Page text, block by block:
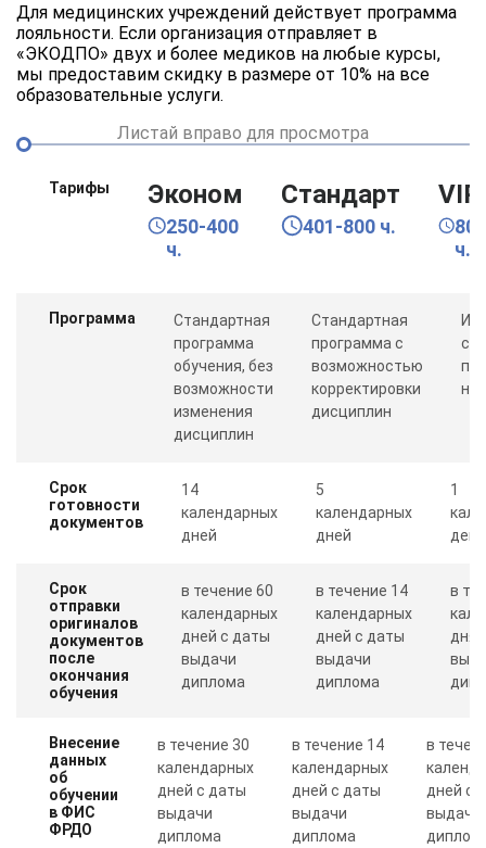
Для медицинских учреждений действует программа
лояльности. Если организация отправляет в
«ЭКОДПО» двух и более медиков на любые курсы,
мы предоставим скидку в размере от 10% на все
образовательные услуги.
Листай вправо для просмотра
Тарифы Эконом
250-400
ч.
Стандарт
401-800 ч.
VIP
ч.
Программа
Стандартная
программа
обучения, без
возможности
изменения
дисциплин
Стандартная
программа с
возможностью
корректировки
дисциплин
Срок
готовности
документов
14
календарных
дней
5
календарных
дней
1
день
Срок
отправки
оригиналов
документов
после
окончания
обучения
в течение 60
календарных
дней с даты
выдачи
диплома
в течение 14
календарных
дней с даты
выдачи
диплома
в
дня
Внесение
данных
об
обучении
в ФИС
ФРДО
в течение 30
календарных
дней с даты
выдачи
диплома
в течение 14
календарных
дней с даты
выдачи
диплома
в
дней с
выдачи